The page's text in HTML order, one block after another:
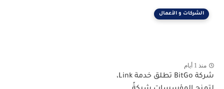
الشركات و الأعمال
منذ 1 أيام
شركة BitGo تطلق خدمة Link،